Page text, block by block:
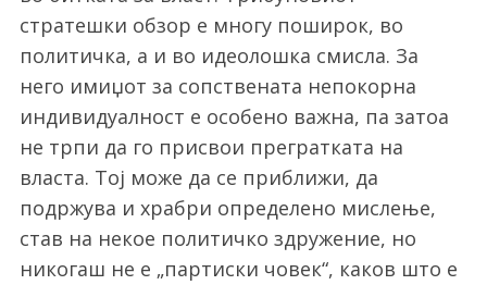
стратешки обзор е многу поширок, во
политичка, а и во идеолошка смисла. За
него имиџот за сопствената непокорна
индивидуалност е особено важна, па затоа
не трпи да го присвои прегратката на
власта. Тој може да се приближи, да
подржува и храбри определено мислење,
став на некое политичко здружение, но
никогаш не е „партиски човек“, каков што е